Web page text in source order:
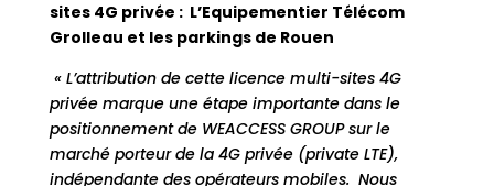
sites 4G privée : L’Equipementier Télécom
Grolleau et les parkings de Rouen
« L’attribution de cette licence multi-sites 4G
privée marque une étape importante dans le
positionnement de WEACCESS GROUP sur le
marché porteur de la 4G privée (private LTE),
indépendante des opérateurs mobiles. Nous